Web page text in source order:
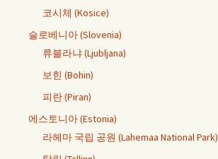
코시체 (Kosice)
슬로베니아 (Slovenia)
류블라냐 (Ljubljana)
보힌 (Bohin)
피란 (Piran)
에스토니아 (Estonia)
라헤마 국립 공원 (Lahemaa National Park)